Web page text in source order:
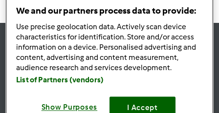
Rimaniaggiornato
We and our partners process data to provide:
Use precise geolocation data. Actively scan device
characteristics for identification. Store and/or access
information on a device. Personalised advertising and
content, advertising and content measurement,
audience research and services development.
List of Partners (vendors)
Show Purposes I Accept